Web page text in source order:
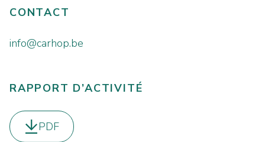
CONTACT
info@carhop.be
RAPPORT D’ACTIVITÉ
Télécharger le
PDF